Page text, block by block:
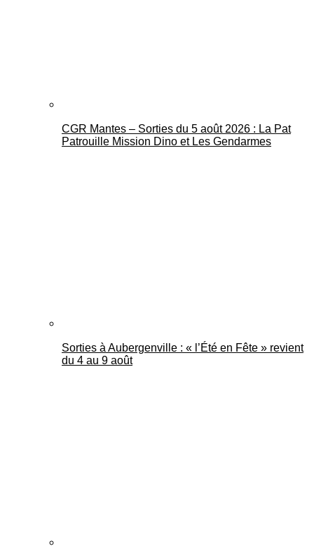
CGR Mantes – Sorties du 5 août 2026 : La Pat
Patrouille Mission Dino et Les Gendarmes
Sorties à Aubergenville : « l’Été en Fête » revient
du 4 au 9 août